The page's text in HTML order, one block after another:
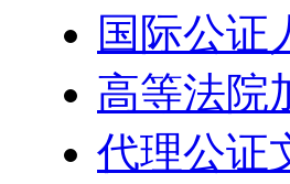
国际公证
高等法院
代理公证